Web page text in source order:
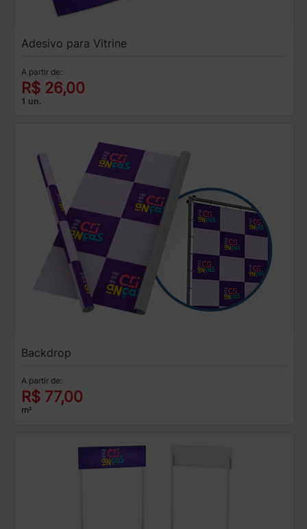
Adesivo para Vitrine
A partir de:
R$ 26,00
1 un.
Backdrop
A partir de:
R$ 77,00
m²